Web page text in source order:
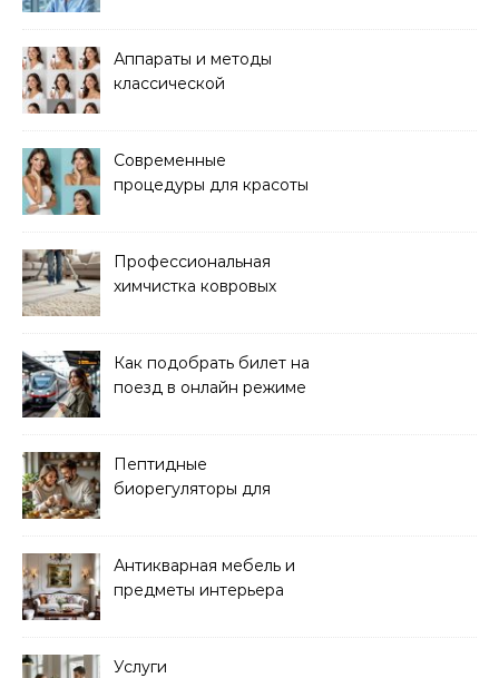
Аппараты и методы
классической
Современные
процедуры для красоты
Профессиональная
химчистка ковровых
Как подобрать билет на
поезд в онлайн режиме
Пептидные
биорегуляторы для
Антикварная мебель и
предметы интерьера
Услуги